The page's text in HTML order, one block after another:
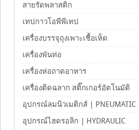
สายรัดพลาสติก
เทปกาวโอพีพีเทป
เครื่องบรรจุถุงเพาะเชื้อเห็ด
เครื่องพันท่อ
เครื่องห่อถาดอาหาร
เครื่องติดฉลาก สติ๊กเกอร์อัตโนมัติ
อุปกรณ์ลมนิวเมติกส์ | PNEUMATIC
อุปกรณ์ไฮดรอลิก | HYDRAULIC